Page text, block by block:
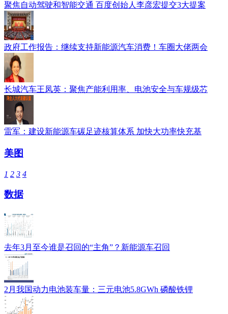
聚焦自动驾驶和智能交通 百度创始人李彦宏提交3大提案
政府工作报告：继续支持新能源汽车消费！车圈大佬两会
长城汽车王凤英：聚焦产能利用率、电池安全与车规级芯
雷军：建设新能源车碳足迹核算体系 加快大功率快充基
美图
1 2 3 4
数据
去年3月至今谁是召回的“主角”？新能源车召回
2月我国动力电池装车量：三元电池5.8GWh 磷酸铁锂